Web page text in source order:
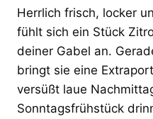
Herrlich frisch, locker
fühlt sich ein Stück
deiner Gabel an.
bringt sie eine
versüßt laue
Sonntagsfrühstück